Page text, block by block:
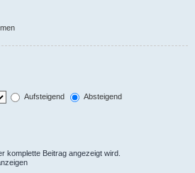
Aufsteigend
Absteigend
komplette Beitrag angezeigt wird.